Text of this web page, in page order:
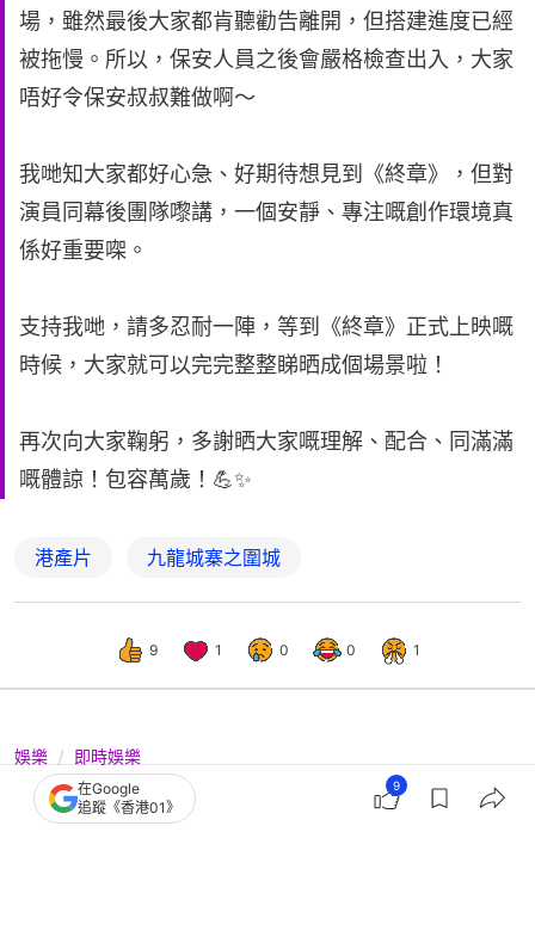
場，雖然最後大家都肯聽勸告離開，但搭建進度已經
被拖慢。所以，保安人員之後會嚴格檢查出入，大家
唔好令保安叔叔難做啊～
我哋知大家都好心急、好期待想見到《終章》，但對
演員同幕後團隊嚟講，一個安靜、專注嘅創作環境真
係好重要㗎。
支持我哋，請多忍耐一陣，等到《終章》正式上映嘅
時候，大家就可以完完整整睇晒成個場景啦！
再次向大家鞠躬，多謝晒大家嘅理解、配合、同滿滿
嘅體諒！包容萬歲！💪✨
港產片 九龍城寨之圍城
9 1 0 0 1
娛樂 即時娛樂
九龍城寨之終章｜劉俊謙親自落場做泊
在Google
追蹤《香港01》
9